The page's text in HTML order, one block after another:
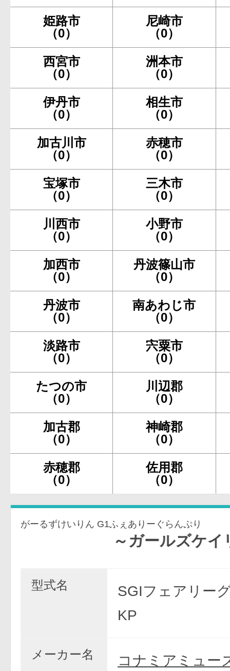
姫路市
（0）
尼崎市
（0）
西宮市
（0）
洲本市
（0）
伊丹市
（0）
相生市
（0）
加古川市
（0）
赤穂市
（0）
宝塚市
（0）
三木市
（0）
川西市
（0）
小野市
（0）
加西市
（0）
丹波篠山市
（0）
丹波市
（0）
南あわじ市
（0）
淡路市
（0）
宍粟市
（0）
たつの市
（0）
川辺郡
（0）
加古郡
（0）
神崎郡
（0）
赤穂郡
（0）
佐用郡
（0）
がーるずけいりん G1ふぇありーぐらんぷり
～ガールズケイリン～
型式名
SGIフェアリー
KP
メーカー名 コナミアミュー